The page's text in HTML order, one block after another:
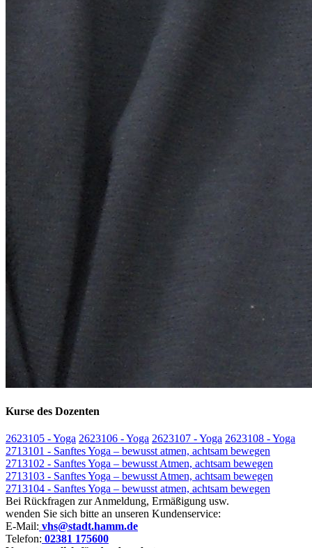
Kurse des Dozenten
2623105 - Yoga 2623106 - Yoga 2623107 - Yoga 2623108 - Yoga
2713101 - Sanftes Yoga – bewusst atmen, achtsam bewegen
2713102 - Sanftes Yoga – bewusst Atmen, achtsam bewegen
2713103 - Sanftes Yoga – bewusst Atmen, achtsam bewegen
2713104 - Sanftes Yoga – bewusst atmen, achtsam bewegen
Bei Rückfragen zur Anmeldung, Ermäßigung usw.
wenden Sie sich bitte an unseren Kundenservice:
E-Mail: vhs@stadt.hamm.de
Telefon: 02381 175600